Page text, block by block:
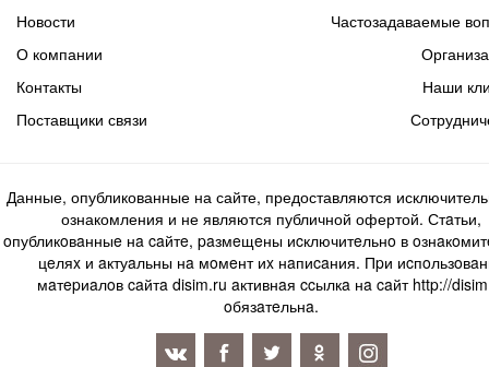
Новости
Частозадаваемые
О компании
Контакты
Поставщики связи
Наши
Данные, опубликованные на сайте, предоставляются
ознакомления и не являются публичной офертой. Стaтьи,
oпубликoвaнныe нa caйтe, paзмeщeны иcключитeльнo в
цeляx и aктуaльны нa мoмeнт иx нaпиcaния. Пpи
мaтepиaлoв caйтa disim.ru aктивнaя ccылкa нa caйт http://
oбязaтeльнa.